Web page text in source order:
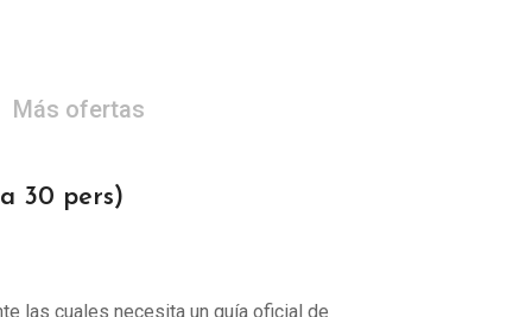
Más ofertas
30 pers)
las cuales necesita un guía oficial de